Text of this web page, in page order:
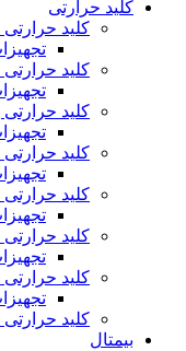
کلید حرارتی
کلید حرارتی
کلید
کلید
کلید
کلید
کلید حرارتی
کلید
کلید حرارتی
بیمتال